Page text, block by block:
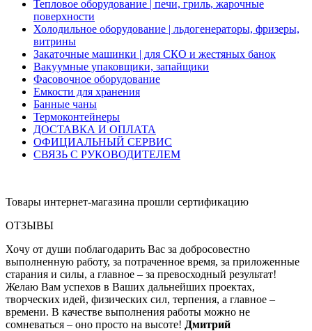
Тепловое оборудование | печи, гриль, жарочные
поверхности
Холодильное оборудование | льдогенераторы, фризеры,
витрины
Закаточные машинки | для СКО и жестяных банок
Вакуумные упаковщики, запайщики
Фасовочное оборудование
Емкости для хранения
Банные чаны
Термоконтейнеры
ДОСТАВКА И ОПЛАТА
ОФИЦИАЛЬНЫЙ СЕРВИС
СВЯЗЬ С РУКОВОДИТЕЛЕМ
Товары интернет-магазина прошли сертификацию
ОТЗЫВЫ
Хочу от души поблагодарить Вас за добросовестно
выполненную работу, за потраченное время, за приложенные
старания и силы, а главное – за превосходный результат!
Желаю Вам успехов в Ваших дальнейших проектах,
творческих идей, физических сил, терпения, а главное –
времени. В качестве выполнения работы можно не
сомневаться – оно просто на высоте! Дмитрий